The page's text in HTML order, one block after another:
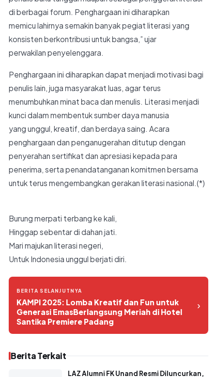
di berbagai forum. Penghargaan ini diharapkan
memicu lahirnya semakin banyak pegiat literasi yang
konsisten berkontribusi untuk bangsa,” ujar
perwakilan penyelenggara.
Penghargaan ini diharapkan dapat menjadi motivasi bagi
penulis lain, juga masyarakat luas, agar terus
menumbuhkan minat baca dan menulis. Literasi menjadi
kunci dalam membentuk sumber daya manusia
yang unggul, kreatif, dan berdaya saing. Acara
penghargaan dan penganugerahan ditutup dengan
penyerahan sertifikat dan apresiasi kepada para
penerima, serta penandatanganan komitmen bersama
untuk terus mengembangkan gerakan literasi nasional.(*)
Burung merpati terbang ke kali,
Hinggap sebentar di dahan jati.
Mari majukan literasi negeri,
Untuk Indonesia unggul berjati diri.
BERITA SELANJUTNYA
KAMPI 2025: Lomba Kreatif dan Fun untuk
Generasi EmasBerlangsung Meriah di Hotel
Santika Premiere Padang
›
Berita Terkait
LAZ Alumni FK Unand Resmi Diluncurkan,